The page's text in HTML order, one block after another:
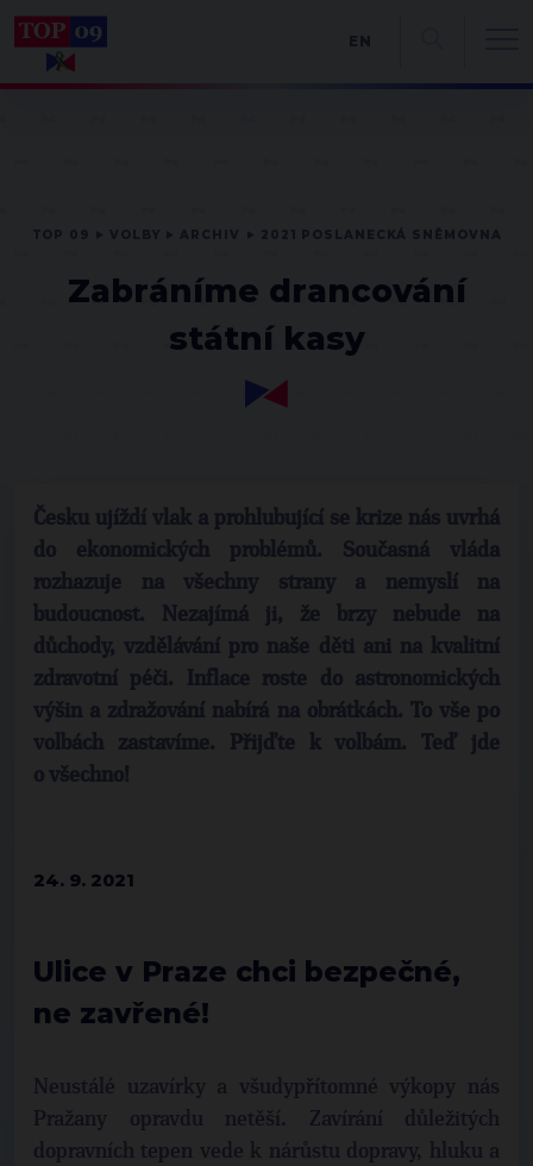
Zabráníme drancování
státní kasy
Česku ujíždí vlak a prohlubující se krize nás uvrhá
do ekonomických problémů. Současná vláda
rozhazuje na všechny strany a nemyslí na
budoucnost. Nezajímá ji, že brzy nebude na
důchody, vzdělávání pro naše děti ani na kvalitní
zdravotní péči. Inflace roste do astronomických
výšin a zdražování nabírá na obrátkách. To vše po
volbách zastavíme. Přijďte k volbám. Teď jde
o všechno!
24. 9. 2021
Ulice v Praze chci bezpečné,
ne zavřené!
Neustálé uzavírky a všudypřítomné výkopy nás
Pražany opravdu netěší. Zavírání důležitých
dopravních tepen vede k nárůstu dopravy, hluku a